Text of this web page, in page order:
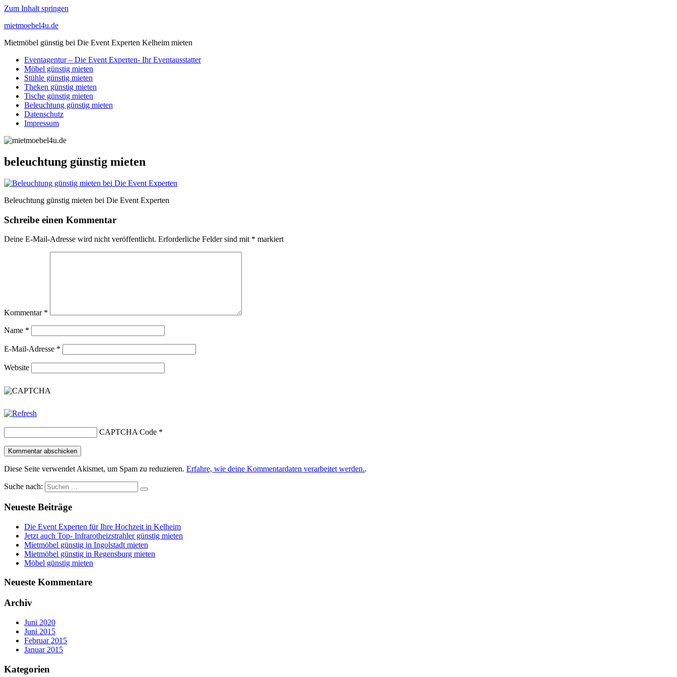
Zum Inhalt springen
mietmoebel4u.de
Mietmöbel günstig bei Die Event Experten Kelheim mieten
Eventagentur – Die Event Experten- Ihr Eventausstatter
Möbel günstig mieten
Stühle günstig mieten
Theken günstig mieten
Tische günstig mieten
Beleuchtung günstig mieten
Datenschutz
Impressum
beleuchtung günstig mieten
Beleuchtung günstig mieten bei Die Event Experten
Schreibe einen Kommentar
Deine E-Mail-Adresse wird nicht veröffentlicht. Erforderliche Felder sind mit * markiert
Kommentar *
Name *
E-Mail-Adresse *
Website
CAPTCHA Code *
Diese Seite verwendet Akismet, um Spam zu reduzieren. Erfahre, wie deine Kommentardaten verarbeitet werden..
Suche nach:
Neueste Beiträge
Die Event Experten für Ihre Hochzeit in Kelheim
Jetzt auch Top- Infrarotheizstrahler günstig mieten
Mietmöbel günstig in Ingolstadt mieten
Mietmöbel günstig in Regensburg mieten
Möbel günstig mieten
Neueste Kommentare
Archiv
Juni 2020
Juni 2015
Februar 2015
Januar 2015
Kategorien